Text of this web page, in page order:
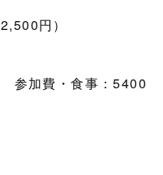
円）
参加費・食事：5400